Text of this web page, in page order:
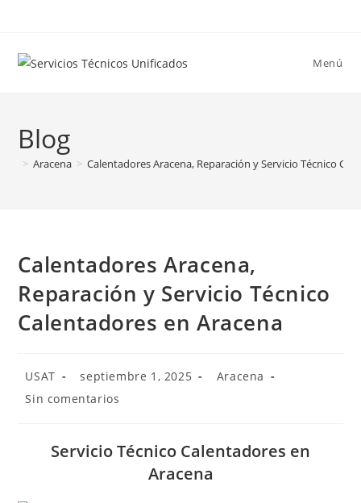
contenido
Menú
Blog
> Aracena > Calentadores Aracena, Reparación y Servicio Técnico
Calentadores Aracena,
Reparación y Servicio Técnico
Calentadores en Aracena
Autor
la
USAT
Publicación
la
septiembre 1, 2025
Categoría
Aracena
Comentarios
Sin comentarios
Servicio Técnico Calentadores en
Aracena